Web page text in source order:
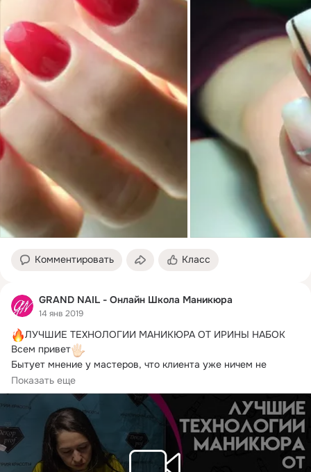
Комментировать Класс
GRAND NAIL - Онлайн Школа Маникюра
14 янв 2019
ЛУЧШИЕ ТЕХНОЛОГИИ МАНИКЮРА ОТ ИРИНЫ НАБОК
Всем привет
Бытует мнение у мастеров, что клиента уже ничем не
удивишь, но тем не менее,...
Показать еще